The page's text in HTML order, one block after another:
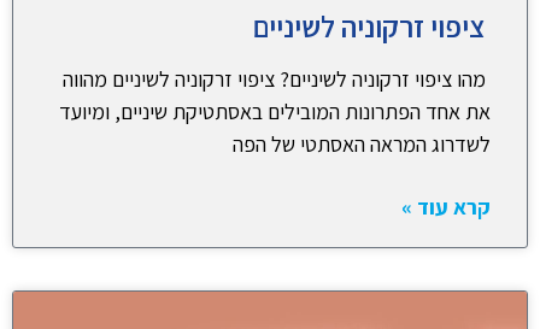
ציפוי זרקוניה לשיניים
מהו ציפוי זרקוניה לשיניים? ציפוי זרקוניה לשיניים מהווה
את אחד הפתרונות המובילים באסתטיקת שיניים, ומיועד
לשדרוג המראה האסתטי של הפה
קרא עוד »